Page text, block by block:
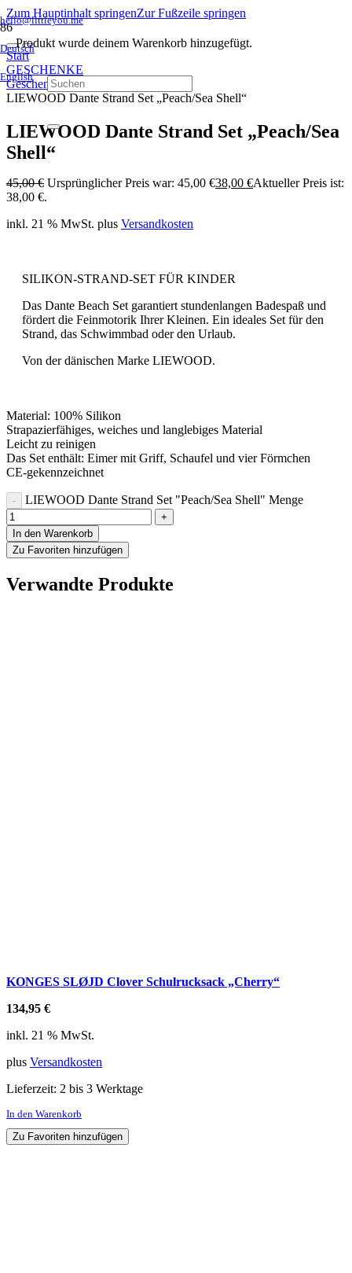
Zum Hauptinhalt springenZur Fußzeile springen
hello@littleyou.me
Deutsch
English
Produkt wurde deinem Warenkorb hinzugefügt.
Start
GESCHENKE
Geschenke Kleinkinder JUNGEN
LIEWOOD Dante Strand Set „Peach/Sea Shell“
LIEWOOD Dante Strand Set „Peach/Sea
Shell“
45,00€ Ursprünglicher Preis war: 45,00 €38,00 €Aktueller Preis ist:
38,00 €.
inkl. 21 % MwSt. plus Versandkosten
SILIKON-STRAND-SET FÜR KINDER
Das Dante Beach Set garantiert stundenlangen Badespaß und
fördert die Feinmotorik Ihrer Kleinen. Ein ideales Set für den
Strand, das Schwimmbad oder den Urlaub.
Von der dänischen Marke LIEWOOD.
Material: 100% Silikon
Strapazierfähiges, weiches und langlebiges Material
Leicht zu reinigen
Das Set enthält: Eimer mit Griff, Schaufel und vier Förmchen
CE-gekennzeichnet
LIEWOOD Dante Strand Set "Peach/Sea Shell" Menge
In den Warenkorb
Zu Favoriten hinzufügen
Verwandte Produkte
KONGES SLØJD Clover Schulrucksack „Cherry“
134,95 €
inkl. 21 % MwSt.
plus Versandkosten
Lieferzeit: 2 bis 3 Werktage
In den Warenkorb
Zu Favoriten hinzufügen